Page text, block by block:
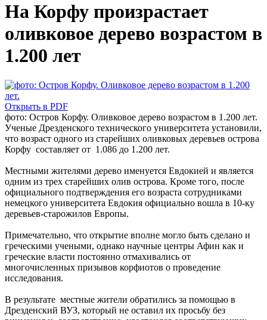
На Корфу произрастает
оливковое дерево возрастом в
1.200 лет
Открыть в PDF
фото: Остров Корфу. Оливковое дерево возрастом в 1.200 лет.
Ученые Дрезденского технического университета установили,
что возраст одного из старейших оливковых деревьев острова
Корфу составляет от 1.086 до 1.200 лет.
Местными жителями дерево именуется Евдокией и является
одним из трех старейших олив острова. Кроме того, после
официального подтверждения его возраста сотрудниками
немецкого университета Евдокия официально вошла в 10-ку
деревьев-старожилов Европы.
Примечательно, что открытие вполне могло быть сделано и
греческими учеными, однако научные центры Афин как и
греческие власти постоянно отмахивались от
многочисленных призывов корфиотов о проведение
исследования.
В результате местные жители обратились за помощью в
Дрезденский ВУЗ, который не оставил их просьбу без